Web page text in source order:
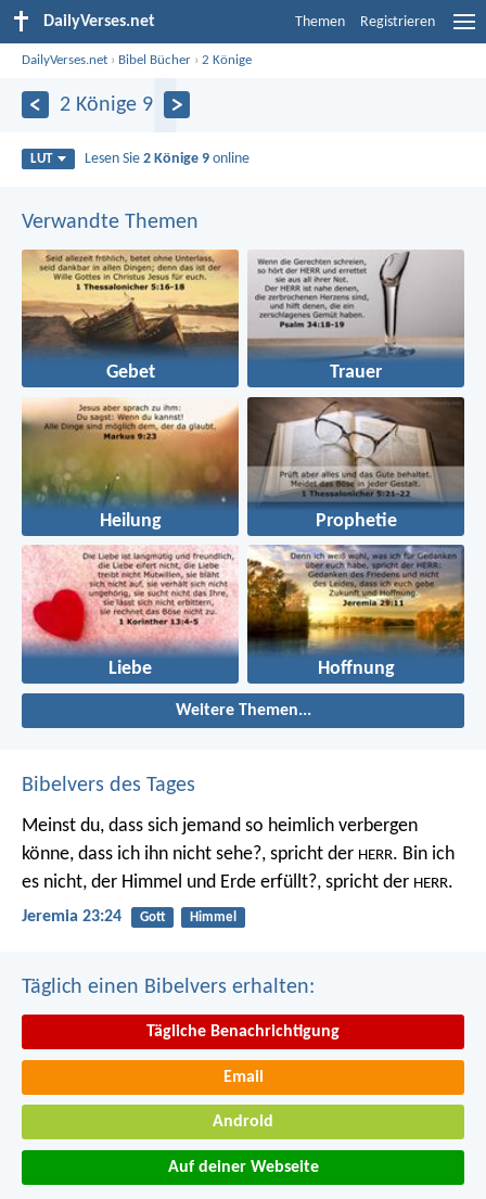
DailyVerses.net Themen Registrieren
DailyVerses.net › Bibel Bücher ›2 Könige
2 Könige 9
LUT Lesen Sie2 Könige 9 online
Verwandte Themen
Gebet Trauer
Heilung Prophetie
Liebe Hoffnung
Weitere Themen...
Bibelvers des Tages
Meinst du, dass sich jemand so heimlich verbergen
könne, dass ich ihn nicht sehe?, spricht der HERR. Bin ich
es nicht, der Himmel und Erde erfüllt?, spricht der HERR.
Jeremia 23:24 Gott Himmel
Täglich einen Bibelvers erhalten:
Tägliche Benachrichtigung
Email
Android
Auf deiner Webseite